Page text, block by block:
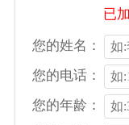
已
您的姓名：
您的电话：
您的年龄：